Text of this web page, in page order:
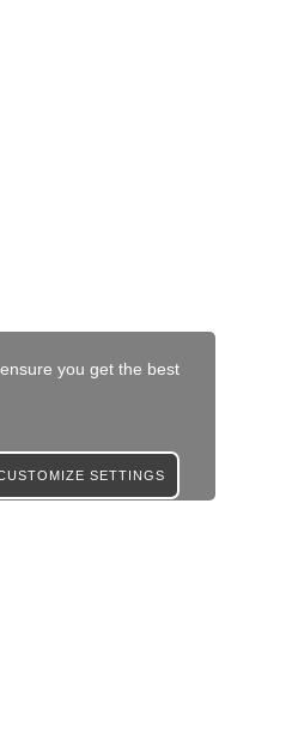
you get the best
SETTINGS